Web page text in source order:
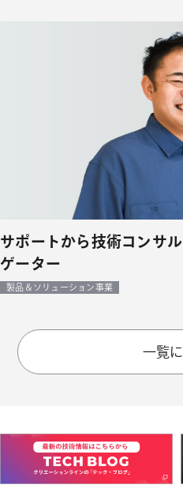
サポートから技術コンサ
ゲーター
製品＆ソリューション事業
一覧